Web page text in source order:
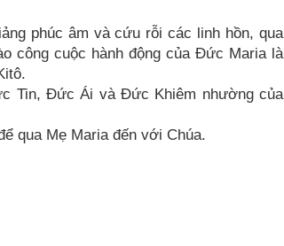
phúc âm và cứu rỗi các linh hồn, qua
công cuộc hành động của Đức Maria là
Tin, Đức Ái và Đức Khiêm nhường của
qua Mẹ Maria đến với Chúa.